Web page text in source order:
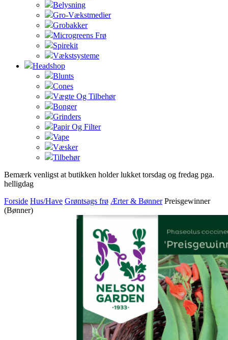
Belysning
Gro-Vækstmedier
Grobakker
Microgreens Frø
Spirekit
Vækstsysteme
Headshop
Blunts
Cones
Vægte Og Tilbehør
Bonger
Grinders
Papir Og Filter
Vape
Væsker
Tilbehør
Bemærk venligst at butikken holder lukket torsdag og fredag pga.
helligdag
Forside Hus/Have Grøntsags frø Ærter & Bønner Preisgewinner
(Bønner)